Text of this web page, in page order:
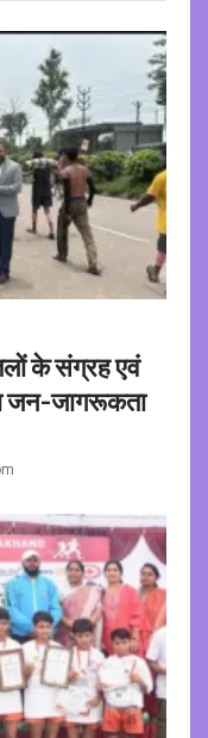
के संग्रह एवं
जन-जागरूकता